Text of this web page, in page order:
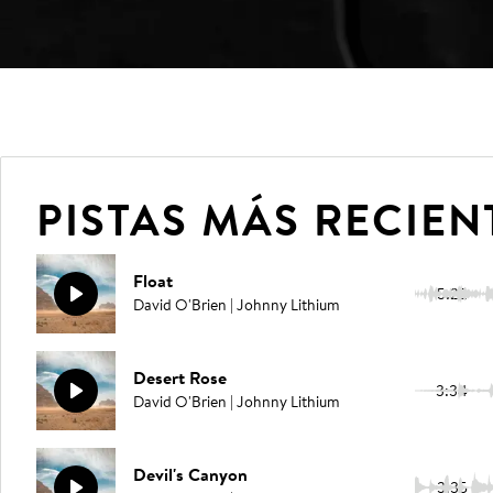
PISTAS MÁS
Float
David O'Brien | Johnny Lithium 5:22
Desert Rose
David O'Brien | Johnny Lithium 3:34
Devil's Canyon
3:35